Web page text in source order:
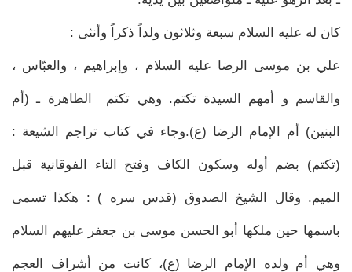
كان له عليه السلام سبعة وثلاثون ولداً ذكراً وأنثى :
علي بن موسى الرضا عليه السلام ، وإبراهيم ، والعبّاس ،
والقاسم و أمهم السيدة تكتم. وهي تكتم الطاهرة ـ (أم
البنين) أم الإمام الرضا (ع).وجاء في كتاب تراجم الشيعة :
(تكتم) بضم أوله وسكون الكاف وفتح التاء الفوقانية قبل
الميم. وقال الشيخ الصدوق (قدس سره ) : هكذا تسمى
باسمها حين ملكها أبو الحسن موسى بن جعفر عليهم السلام
وهي أم ولده الإمام الرضا (ع)، كانت من أشراف العجم